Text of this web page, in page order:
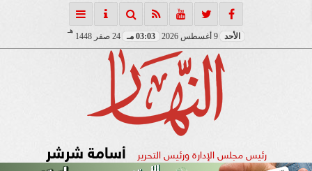
الأحد 03:03 مـ 24 صفر 1448
هـ
رئيس مجلس الإدارة ورئيس التحرير أسامة شرشر